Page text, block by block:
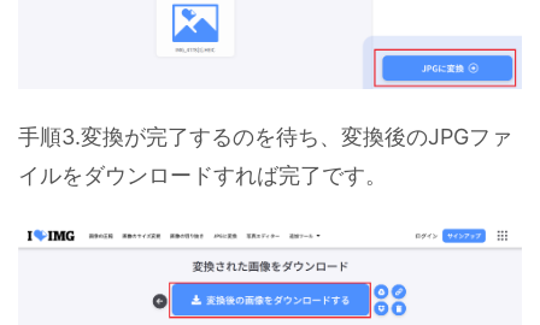
手順3.変換が完了するのを待ち、変換後のJPGファ
イルをダウンロードすれば完了です。